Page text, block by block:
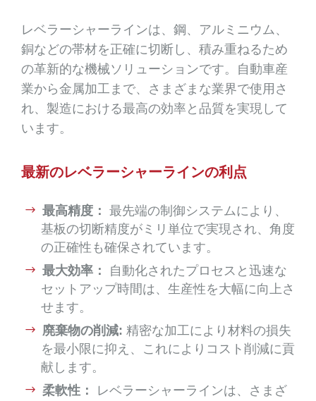
レベラーシャーラインは、鋼、アルミニウム、
銅などの帯材を正確に切断し、積み重ねるため
の革新的な機械ソリューションです。自動車産
業から金属加工まで、さまざまな業界で使用さ
れ、製造における最高の効率と品質を実現して
います。
最新のレベラーシャーラインの利点
最高精度： 最先端の制御システムにより、
基板の切断精度がミリ単位で実現され、角度
の正確性も確保されています。
最大効率：
自動化されたプロセスと迅速な
セットアップ時間は、生産性を大幅に向上さ
せます。
廃棄物の削減: 精密な加工により材料の損失
を最小限に抑え、これによりコスト削減に貢
献します。
柔軟性：
レベラーシャーラインは、さまざ